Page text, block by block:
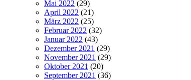
Mai 2022 (29)
April 2022 (21)
März 2022 (25)
Februar 2022 (32)
Januar 2022 (43)
Dezember 2021 (29)
November 2021 (29)
Oktober 2021 (20)
September 2021 (36)